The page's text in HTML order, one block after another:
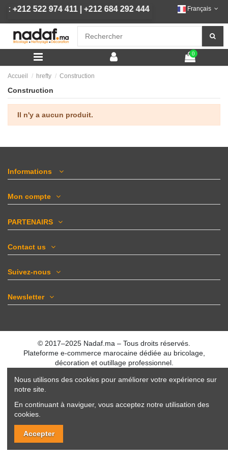
:+212 522 974 411 |+212 684 292 444 Français
0
Accueil hrefty Construction
Construction
Il n'y a aucun produit.
Informations
Mon compte
PARTENAIRS
Contact us
Suivez-nous
Newsletter
© 2017–2025 Nadaf.ma – Tous droits réservés.
Plateforme e-commerce marocaine dédiée au bricolage,
décoration et outillage professionnel.
Nous utilisons des cookies pour améliorer votre expérience sur
notre site.
En continuant à naviguer, vous acceptez notre utilisation des
cookies.
Accepter